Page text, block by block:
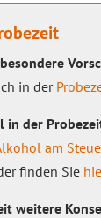
in der
in der
am
finden Sie
weitere